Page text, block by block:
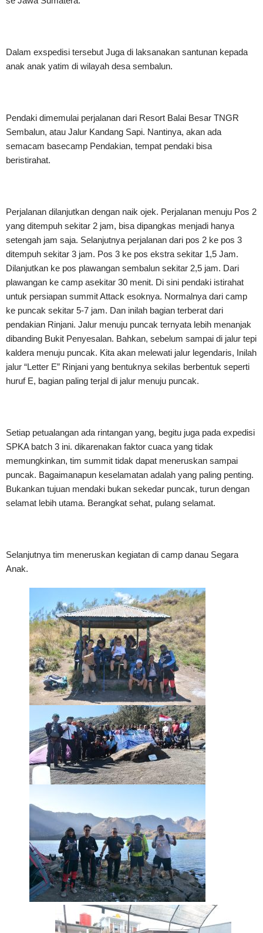
Dalam exspedisi tersebut Juga di laksanakan santunan kepada
anak anak yatim di wilayah desa sembalun.
Pendaki dimemulai perjalanan dari Resort Balai Besar TNGR
Sembalun, atau Jalur Kandang Sapi. Nantinya, akan ada
semacam basecamp Pendakian, tempat pendaki bisa
beristirahat.
Perjalanan dilanjutkan dengan naik ojek. Perjalanan menuju Pos 2
yang ditempuh sekitar 2 jam, bisa dipangkas menjadi hanya
setengah jam saja. Selanjutnya perjalanan dari pos 2 ke pos 3
ditempuh sekitar 3 jam. Pos 3 ke pos ekstra sekitar 1,5 Jam.
Dilanjutkan ke pos plawangan sembalun sekitar 2,5 jam. Dari
plawangan ke camp asekitar 30 menit. Di sini pendaki istirahat
untuk persiapan summit Attack esoknya. Normalnya dari camp
ke puncak sekitar 5-7 jam. Dan inilah bagian terberat dari
pendakian Rinjani. Jalur menuju puncak ternyata lebih menanjak
dibanding Bukit Penyesalan. Bahkan, sebelum sampai di jalur tepi
kaldera menuju puncak. Kita akan melewati jalur legendaris, Inilah
jalur “Letter E” Rinjani yang bentuknya sekilas berbentuk seperti
huruf E, bagian paling terjal di jalur menuju puncak.
Setiap petualangan ada rintangan yang, begitu juga pada expedisi
SPKA batch 3 ini. dikarenakan faktor cuaca yang tidak
memungkinkan, tim summit tidak dapat meneruskan sampai
puncak. Bagaimanapun keselamatan adalah yang paling penting.
Bukankan tujuan mendaki bukan sekedar puncak, turun dengan
selamat lebih utama. Berangkat sehat, pulang selamat.
Selanjutnya tim meneruskan kegiatan di camp danau Segara
Anak.